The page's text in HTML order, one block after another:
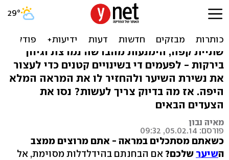
להתרחק מהקרחת: 4 עצות
נגד נשירת שיער
שתיית קפה, הימנעות מהברשה נמרצת וגיוון
בירקות - לפעמים די בשינויים קטנים כדי לעצור
את נשירת השיער ולהחזיר לו את המראה המלא
היפה. אז מה בדיוק צריך לעשות? נסו את
הצעדים הבאים
מאיה נבון
פורסם: 05.02.14, 09:32
כשאתם מסתכלים במראה - אתם מרוצים ממצב
השיער שלכם? אם הבחנתם בהידלדלות מסוימת, אל